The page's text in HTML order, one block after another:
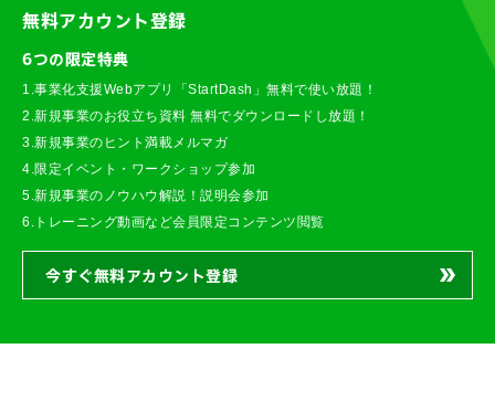
無料アカウント登録
6つの限定特典
1.事業化支援Webアプリ「StartDash」無料で使い放題！
2.新規事業のお役立ち資料 無料でダウンロードし放題！
3.新規事業のヒント満載メルマガ
4.限定イベント・ワークショップ参加
5.新規事業のノウハウ解説！説明会参加
6.トレーニング動画など会員限定コンテンツ閲覧
今すぐ無料アカウント登録